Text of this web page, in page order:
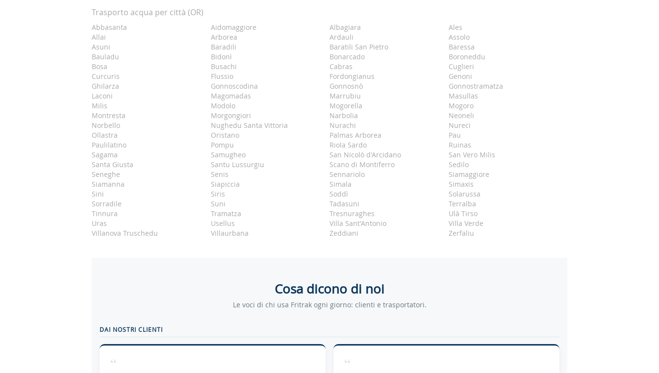
Trasporto acqua per città (OR)
Abbasanta Aidomaggiore Albagiara
Ales
Allai
Arborea Ardauli
Assolo
Asuni
Baradili Baratili San Pietro
Baressa
Bauladu
Bidonì Bonarcado
Boroneddu
Bosa
Busachi Cabras
Cuglieri
Curcuris
Flussio Fordongianus
Genoni
Ghilarza
Gonnoscodina Gonnosnò
Gonnostramatza
Laconi
Magomadas Marrubiu
Masullas
Milis
Modolo Mogorella
Mogoro
Montresta
Morgongiori Narbolia
Neoneli
Norbello
Nughedu Santa Vittoria Nurachi
Nureci
Ollastra
Oristano Palmas Arborea
Pau
Paulilatino
Pompu Riola Sardo
Ruinas
Sagama
Samugheo San Nicolò d'Arcidano
San Vero Milis
Santa Giusta
Santu Lussurgiu Scano di Montiferro
Sedilo
Seneghe
Senis Sennariolo
Siamaggiore
Siamanna
Siapiccia Simala
Simaxis
Sini
Siris Soddì
Solarussa
Sorradile
Suni Tadasuni
Terralba
Tinnura
Tramatza Tresnuraghes
Ulà Tirso
Uras
Usellus Villa Sant'Antonio
Villa Verde
Villanova Truschedu
Villaurbana Zeddiani Zerfaliu
Cosa dicono di noi
Le voci di chi usa Fritrak ogni giorno: clienti e trasportatori.
DAI NOSTRI CLIENTI
“ “